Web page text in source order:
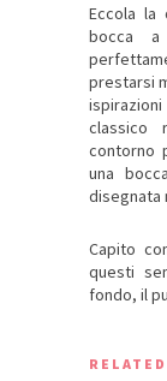
Eccola la
bocca
prestarsi
classico
contorno
una
disegnata
Capito
questi
fondo, il